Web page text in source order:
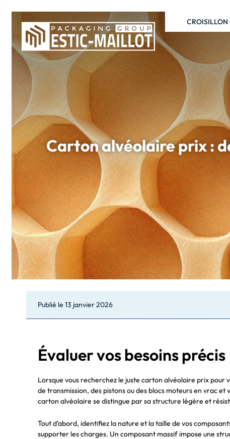
CROISILLON
Carton alvéolaire prix :
Publié le 13 janvier 2026
Évaluer vos besoins précis
Lorsque vous recherchez le juste carton alvéolaire prix pour
de transmission, des pistons ou des blocs moteurs en vrac
carton alvéolaire se distingue par sa structure légère et
Tout d’abord, identifiez la nature et la taille de vos
supporter les charges. Un composant massif impose une